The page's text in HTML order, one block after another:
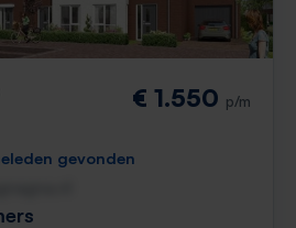
€ 1.550 p/m
gevonden